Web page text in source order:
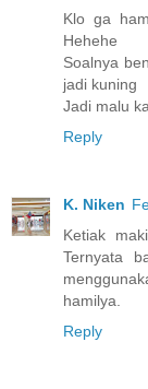
Klo ga
Hehehe
Soalnya
jadi kuning
Jadi malu
Reply
K. Niken
Ketiak
Ternyata
hamilya.
Reply